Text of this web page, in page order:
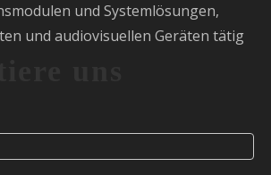
und Systemlösungen,
und audiovisuellen Geräten tätig